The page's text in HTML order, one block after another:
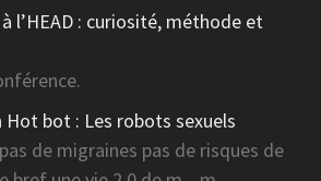
l’HEAD : curiosité, méthode et
Hot bot : Les robots sexuels
de migraines pas de risques de